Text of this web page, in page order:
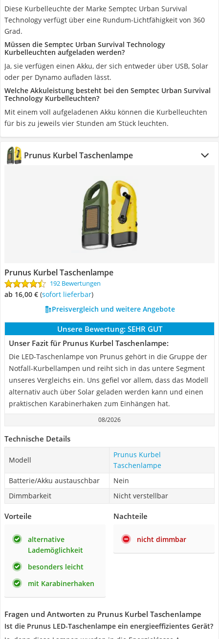
Diese Kurbelleuchte der Marke Semptec Urban Survival
Technology verfügt über eine Rundum-Lichtfähigkeit von 360
Grad.
Müssen die Semptec Urban Survival Technology
Kurbelleuchten aufgeladen werden?
Ja, sie verfügen einen Akku, der sich entweder über USB, Solar
oder per Dynamo aufladen lässt.
Welche Akkuleistung besteht bei den Semptec Urban Survival
Technology Kurbelleuchten?
Mit einem voll aufgeladenen Akku können die Kurbelleuchten
für bis zu jeweils vier Stunden am Stück leuchten.
Prunus Kurbel Taschenlampe
Prunus Kurbel Taschenlampe
192 Bewertungen
ab 16,00 € ( Sofort lieferbar)
Preisvergleich und weitere Angebote
Unsere Bewertung: SEHR GUT
Unser Fazit für Prunus Kurbel Taschenlampe:
Die LED-Taschenlampe von Prunus gehört in die Gruppe der
Notfall-Kurbellampen und reiht sich in das untere Segment
unseres Vergleichs ein. Uns gefiel vor allem, dass das Modell
alternativ auch über Solar geladen werden kann und einen
praktischen Karabinerhaken zum Einhängen hat.
08/2026
Technische Details
Modell
Prunus Kurbel
Taschenlampe
Batterie/Akku austauschbar
Nein
Dimmbarkeit
Nicht verstellbar
Vorteile
alternative
Lademöglichkeit
besonders leicht
mit Karabinerhaken
Nachteile
nicht dimmbar
Fragen und Antworten zu Prunus Kurbel Taschenlampe
Ist die Prunus LED-Taschenlampe ein energieeffizientes Gerät?